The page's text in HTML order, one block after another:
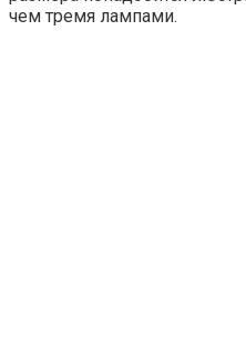
чем тремя лампами.